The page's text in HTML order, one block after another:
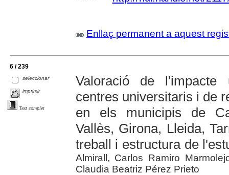
Enllaç permanent a aquest
6 / 239
seleccionar
imprimir
Text complet
Valoració de l'impacte
centres universitaris i de
en els municipis de
Vallès, Girona, Lleida,
treball i estructura de
Almirall, Carlos Ramiro
Claudia Beatriz Pérez Prieto